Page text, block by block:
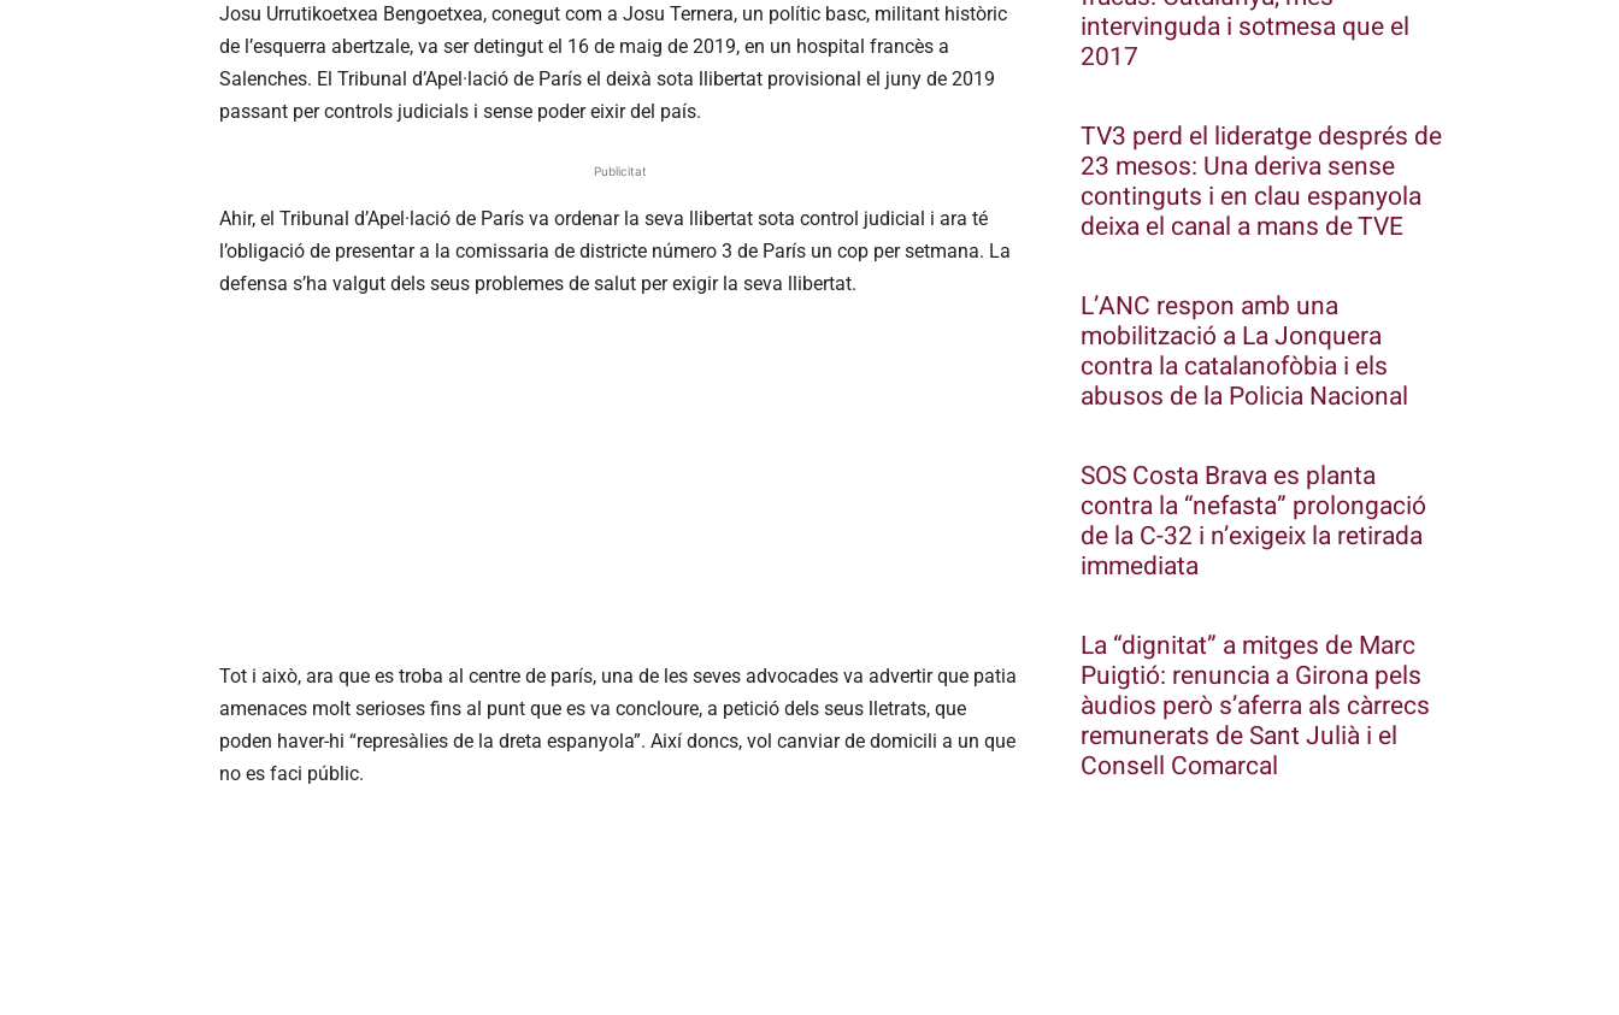
Josu Urrutikoetxea Bengoetxea, conegut com a Josu Ternera, un polític basc, militant històric
de l’esquerra abertzale, va ser detingut el 16 de maig de 2019, en un hospital francès a
Salenches. El Tribunal d’Apel·lació de París el deixà sota llibertat provisional el juny de 2019
passant per controls judicials i sense poder eixir del país.
Publicitat
Ahir, el Tribunal d’Apel·lació de París va ordenar la seva llibertat sota control judicial i ara té
l’obligació de presentar a la comissaria de districte número 3 de París un cop per setmana. La
defensa s’ha valgut dels seus problemes de salut per exigir la seva llibertat.
Tot i això, ara que es troba al centre de parís, una de les seves advocades va advertir que patia
amenaces molt serioses fins al punt que es va concloure, a petició dels seus lletrats, que
poden haver-hi “represàlies de la dreta espanyola”. Així doncs, vol canviar de domicili a un que
no es faci públic.
intervinguda i sotmesa que el
2017
TV3 perd el lideratge després de
23 mesos: Una deriva sense
continguts i en clau espanyola
deixa el canal a mans de TVE
L’ANC respon amb una
mobilització a La Jonquera
contra la catalanofòbia i els
abusos de la Policia Nacional
SOS Costa Brava es planta
contra la “nefasta” prolongació
de la C-32 i n’exigeix la retirada
immediata
La “dignitat” a mitges de Marc
Puigtió: renuncia a Girona pels
àudios però s’aferra als càrrecs
remunerats de Sant Julià i el
Consell Comarcal